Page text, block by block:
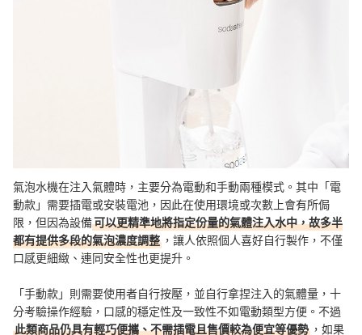
氣泡水機在注入氣體時，主要分為電動和手動兩種模式。其中「電
動款」需要插電或安裝電池，因此在使用環境或次數上會有所侷
限，但因為設備可以更精準地將指定份量的氣體注入水中，故多半
都有提供多段的氣泡濃度調整 ，讓人依照個人喜好自行製作，不僅
口感更細緻、連同安全性也更提升。
「手動款」則需要使用者自行按壓，並自行拿捏注入的氣體量，十
分考驗操作經驗，口感的穩定性及一致性不如電動類型方便。不過
此類商品仍具有輕巧便攜、不需插電且售價較為便宜等優勢 ，如果